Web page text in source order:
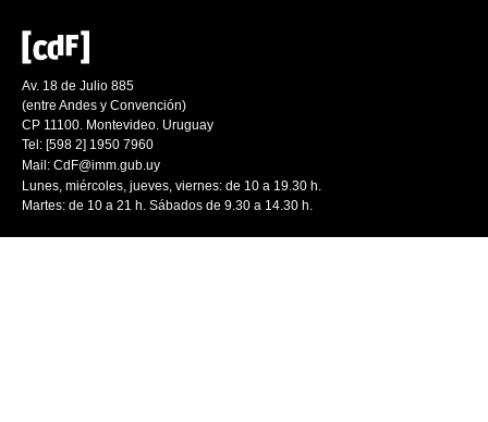
Av. 18 de Julio 885
(entre Andes y Convención)
CP 11100. Montevideo. Uruguay
Tel: [598 2] 1950 7960
Mail: CdF@imm.gub.uy
Lunes, miércoles, jueves, viernes: de 10 a 19.30 h.
Martes: de 10 a 21 h. Sábados de 9.30 a 14.30 h.